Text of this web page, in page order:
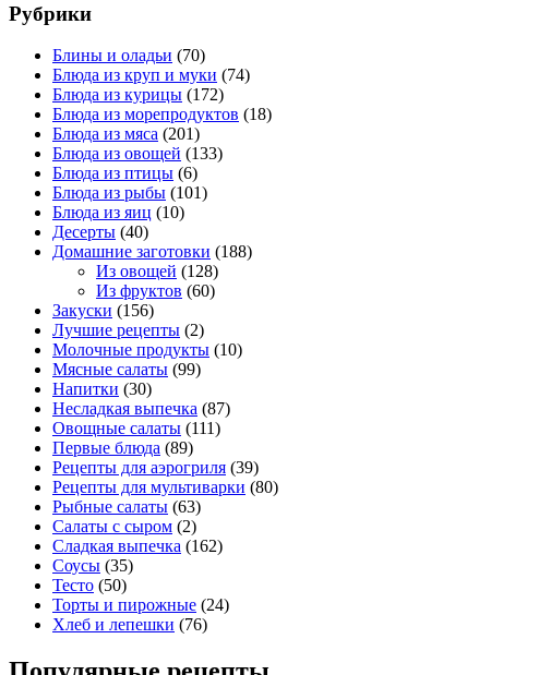
Рубрики
Блины и оладьи (70)
Блюда из круп и муки (74)
Блюда из курицы (172)
Блюда из морепродуктов (18)
Блюда из мяса (201)
Блюда из овощей (133)
Блюда из птицы (6)
Блюда из рыбы (101)
Блюда из яиц (10)
Десерты (40)
Домашние заготовки (188)
Из овощей (128)
Из фруктов (60)
Закуски (156)
Лучшие рецепты (2)
Молочные продукты (10)
Мясные салаты (99)
Напитки (30)
Несладкая выпечка (87)
Овощные салаты (111)
Первые блюда (89)
Рецепты для аэрогриля (39)
Рецепты для мультиварки (80)
Рыбные салаты (63)
Салаты с сыром (2)
Сладкая выпечка (162)
Соусы (35)
Тесто (50)
Торты и пирожные (24)
Хлеб и лепешки (76)